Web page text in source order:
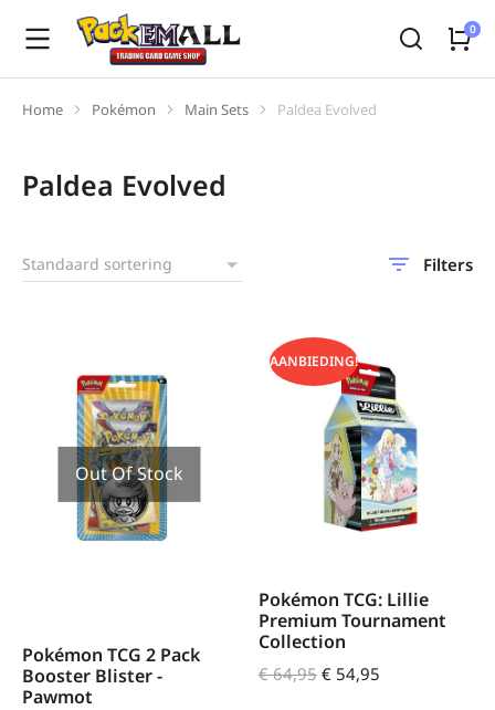
Je bent hier:
Home Pokémon Main Sets Paldea Evolved
Paldea Evolved
Filters
Out Of Stock
Pokémon TCG 2 Pack
Booster Blister -
Pawmot
AANBIEDING!
Pokémon TCG: Lillie
Premium Tournament
Collection
€64,95 € 54,95